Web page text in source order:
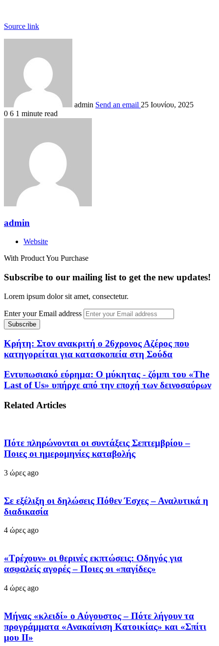
Source link
admin Send an email 25 Ιουνίου, 2025
0 6 1 minute read
admin
Website
With Product You Purchase
Subscribe to our mailing list to get the new updates!
Lorem ipsum dolor sit amet, consectetur.
Enter your Email address
Κρήτη: Στον ανακριτή ο 26χρονος Αζέρος που
κατηγορείται για κατασκοπεία στη Σούδα
Εντυπωσιακό εύρημα: Ο μύκητας - ζόμπι του «The
Last of Us» υπήρχε από την εποχή των δεινοσαύρων
Related Articles
Πότε πληρώνονται οι συντάξεις Σεπτεμβρίου –
Ποιες οι ημερομηνίες καταβολής
3 ώρες ago
Σε εξέλιξη οι δηλώσεις Πόθεν Έσχες – Αναλυτικά η
διαδικασία
4 ώρες ago
«Τρέχουν» οι θερινές εκπτώσεις: Οδηγός για
ασφαλείς αγορές – Ποιες οι «παγίδες»
4 ώρες ago
Μήνας «κλειδί» ο Αύγουστος – Πότε λήγουν τα
προγράμματα «Ανακαίνιση Κατοικίας» και «Σπίτι
μου ΙΙ»